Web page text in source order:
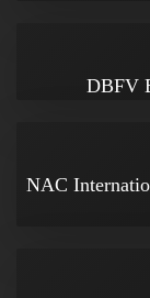
DBFV
NAC